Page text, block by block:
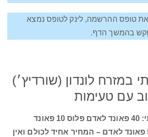
טופס ההרשמה, לינק לטופס נמצא
בהמשך הדף.
במזרח לונדון (שורדיץ׳)
עם טעימות
עלות בסיור קבוצתי: 40 פאונד לאדם פלוס 10 פאונד
המחיר אחיד לכולם ואין